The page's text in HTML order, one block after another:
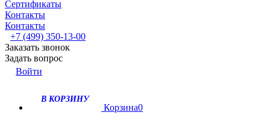
Сертификаты
Контакты
Контакты
+7 (499) 350-13-00
Заказать звонок
Задать вопрос
Войти
В КОРЗИНУ
Корзина0